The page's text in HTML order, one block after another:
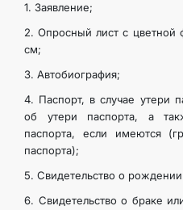
PRESS
1. Заявление;
2. Опросный лист с цветной
см;
3. Автобиография;
4. Паспорт, в случае утери
об утери паспорта, а
паспорта, если имеются
паспорта);
5. Свидетельство о
6. Свидетельство о браке